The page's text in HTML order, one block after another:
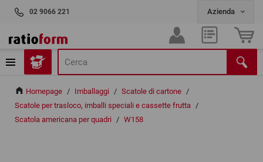
02 9066 221
Homepage / Imballaggi / Scatole di cartone /
Scatole per trasloco, imballi speciali e cassette frutta /
Scatola americana per quadri / W158